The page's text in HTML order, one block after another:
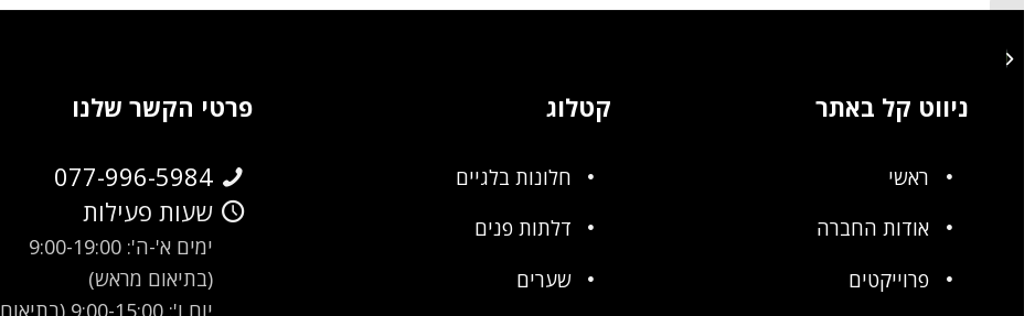
ניווט קל באתר
ראשי
אודות החברה
פרוייקטים
קטלוג
חלונות בלגיים
דלתות פנים
שערים
פרטי הקשר שלנו
077-996-5984
שעות פעילות
ימים א'-ה': 9:00-19:00
(בתיאום מראש)
יום ו': 9:00-15:00 (בתיאום